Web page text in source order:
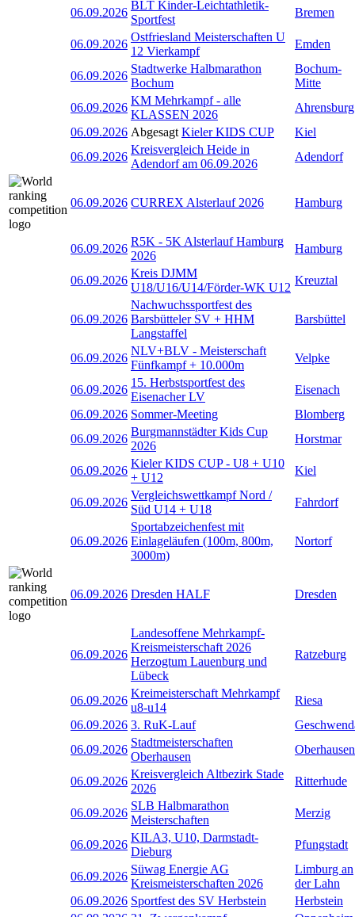
06.09.2026
BLT Kinder-Leichtathletik-
Sportfest
Bremen
06.09.2026
Ostfriesland Meisterschaften U
12 Vierkampf
Emden
06.09.2026
Stadtwerke Halbmarathon
Bochum
Bochum-
Mitte
06.09.2026
KM Mehrkampf - alle
KLASSEN 2026
Ahrensburg
06.09.2026 Abgesagt Kieler KIDS CUP
Kiel
06.09.2026
Kreisvergleich Heide in
Adendorf am 06.09.2026
Adendorf
06.09.2026 CURREX Alsterlauf 2026 Hamburg
06.09.2026
R5K - 5K Alsterlauf Hamburg
2026
Hamburg
06.09.2026
Kreis DJMM
U18/U16/U14/Förder-WK U12
Kreuztal
06.09.2026
Nachwuchssportfest des
Barsbütteler SV + HHM
Langstaffel
Barsbüttel
06.09.2026
NLV+BLV - Meisterschaft
Fünfkampf + 10.000m
Velpke
06.09.2026
15. Herbstsportfest des
Eisenacher LV
Eisenach
06.09.2026 Sommer-Meeting
Blomberg
06.09.2026
Burgmannstädter Kids Cup
2026
Horstmar
06.09.2026
Kieler KIDS CUP - U8 + U10
+ U12
Kiel
06.09.2026
Vergleichswettkampf Nord /
Süd U14 + U18
Fahrdorf
06.09.2026
Sportabzeichenfest mit
Einlageläufen (100m, 800m,
3000m)
Nortorf
06.09.2026 Dresden HALF Dresden
06.09.2026
Landesoffene Mehrkampf-
Kreismeisterschaft 2026
Herzogtum Lauenburg und
Lübeck
Ratzeburg
06.09.2026
Kreimeisterschaft Mehrkampf
u8-u14
Riesa
06.09.2026 3. RuK-Lauf
06.09.2026
Stadtmeisterschaften
Oberhausen
Oberhausen
06.09.2026
Kreisvergleich Altbezirk Stade
2026
Ritterhude
06.09.2026
SLB Halbmarathon
Meisterschaften
Merzig
06.09.2026
KILA3, U10, Darmstadt-
Dieburg
Pfungstadt
06.09.2026
Süwag Energie AG
Kreismeisterschaften 2026
Limburg an
der Lahn
06.09.2026 Sportfest des SV Herbstein
Herbstein